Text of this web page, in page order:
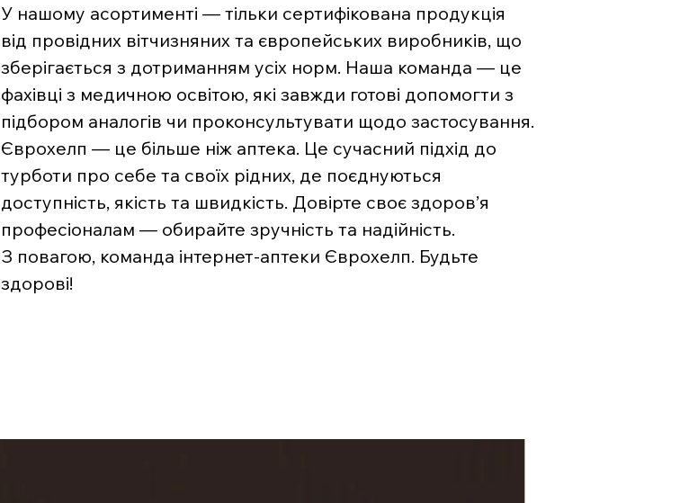
У нашому асортименті — тільки сертифікована продукція
від провідних вітчизняних та європейських виробників, що
зберігається з дотриманням усіх норм. Наша команда — це
фахівці з медичною освітою, які завжди готові допомогти з
підбором аналогів чи проконсультувати щодо застосування.
Єврохелп — це більше ніж аптека. Це сучасний підхід до
турботи про себе та своїх рідних, де поєднуються
доступність, якість та швидкість. Довірте своє здоров’я
професіоналам — обирайте зручність та надійність.
З повагою, команда інтернет-аптеки Єврохелп. Будьте
здорові!